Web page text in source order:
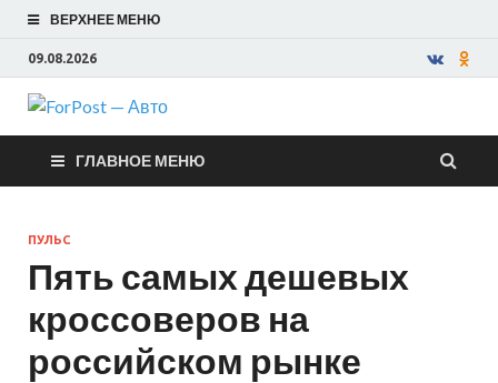
ВЕРХНЕЕ МЕНЮ
09.08.2026
ForPost —
Авто
ГЛАВНОЕ МЕНЮ
ПУЛЬС
Пять самых дешевых
кроссоверов на
российском рынке